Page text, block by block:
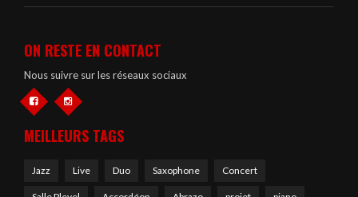
ON RESTE EN CONTACT
Nous suivre sur les réseaux sociaux
MEILLEURS TAGS
Jazz Live Duo Saxophone Concert